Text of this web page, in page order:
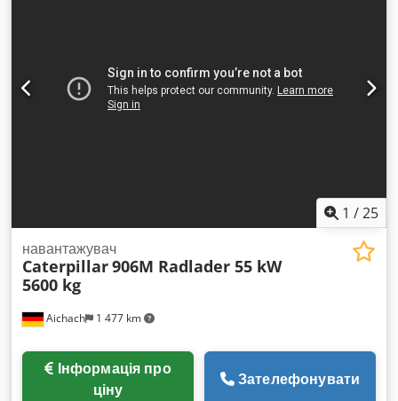
без ПДВ + 19% ПДВ ----Для отримання додаткової
інформації, будь ласка, телефонуйте: Dedpfezp Ayiex
Ahhskr Ерік Кортум: WhatsApp ?Уся інформація надається
1 /25
Aichach 1 477 km
навантажувач
Caterpillar906M Radlader 55 kW
5600 kg
ціну
Зателефонувати